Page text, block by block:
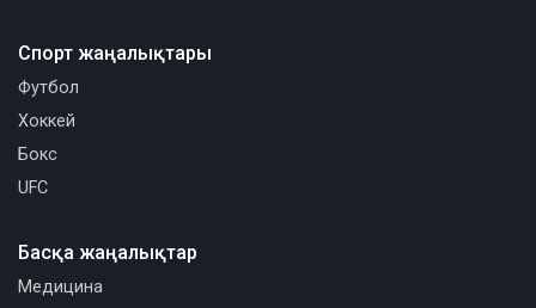
Спорт жаңалықтары
Футбол
Хоккей
Бокс
UFC
Басқа жаңалықтар
Медицина